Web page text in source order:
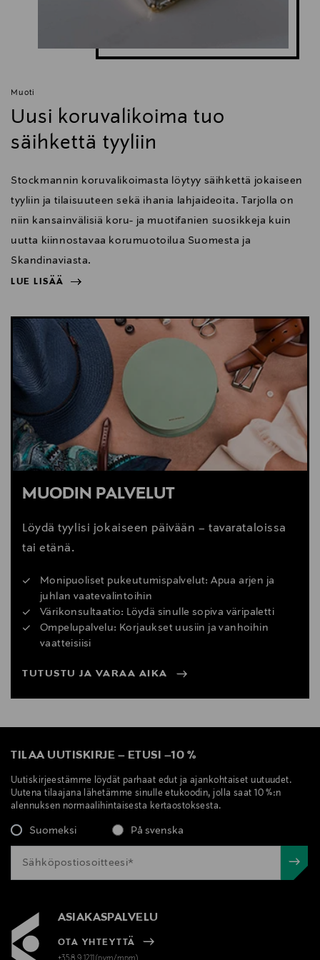
Muoti
Uusi koruvalikoima tuo
säihkettä tyyliin
Stockmannin koruvalikoimasta löytyy säihkettä jokaiseen
tyyliin ja tilaisuuteen sekä ihania lahjaideoita. Tarjolla on
niin kansainvälisiä koru- ja muotifanien suosikkeja kuin
uutta kiinnostavaa korumuotoilua Suomesta ja
Skandinaviasta.
LUE LISÄÄ
LUE LISÄÄ
MUODIN PALVELUT
Löydä tyylisi jokaiseen päivään – tavarataloissa
tai etänä.
Monipuoliset pukeutumispalvelut: Apua arjen ja
juhlan vaatevalintoihin
Värikonsultaatio: Löydä sinulle sopiva väripaletti
Ompelupalvelu: Korjaukset uusiin ja vanhoihin
vaatteisiisi
TUTUSTU JA VARAA AIKA
TILAA UUTISKIRJE – ETUSI –10 %
Uutiskirjeestämme löydät parhaat edut ja ajankohtaiset uutuudet.
Uutena tilaajana lähetämme sinulle etukoodin, jolla saat 10 %:n
alennuksen normaalihintaisesta kertaostoksesta.
Suomeksi På svenska
ASIAKASPALVELU
OTA YHTEYTTÄ